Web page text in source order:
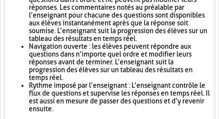
réponses. Les commentaires notés au préalable par
l’enseignant pour chacune des questions sont disponibles
aux élèves instantanément après que la réponse soit
soumise. L’enseignant suit la progression des élèves sur un
tableau des résultats en temps réel.
Navigation ouverte : les élèves peuvent répondre aux
questions dans n’importe quel ordre et modifier leurs
réponses avant de terminer. L’enseignant suit la
progression des élèves sur un tableau des résultats en
temps réel.
Rythme imposé par l’enseignant : L’enseignant contrôle le
flux de questions et supervise les réponses en temps réel. Il
est aussi en mesure de passer des questions et d’y revenir
ensuite.